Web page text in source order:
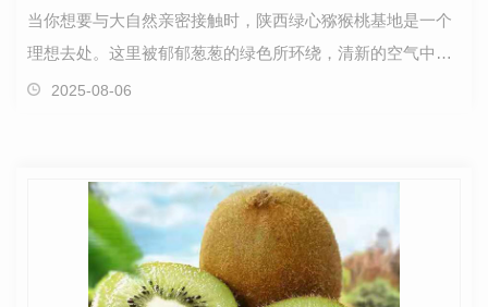
当你想要与大自然亲密接触时，陕西绿心猕猴桃基地是一个
理想去处。这里被郁郁葱葱的绿色所环绕，清新的空气中弥
漫着大自然的芬芳。步入这片猕猴桃基地，你会感受到…
2025-08-06